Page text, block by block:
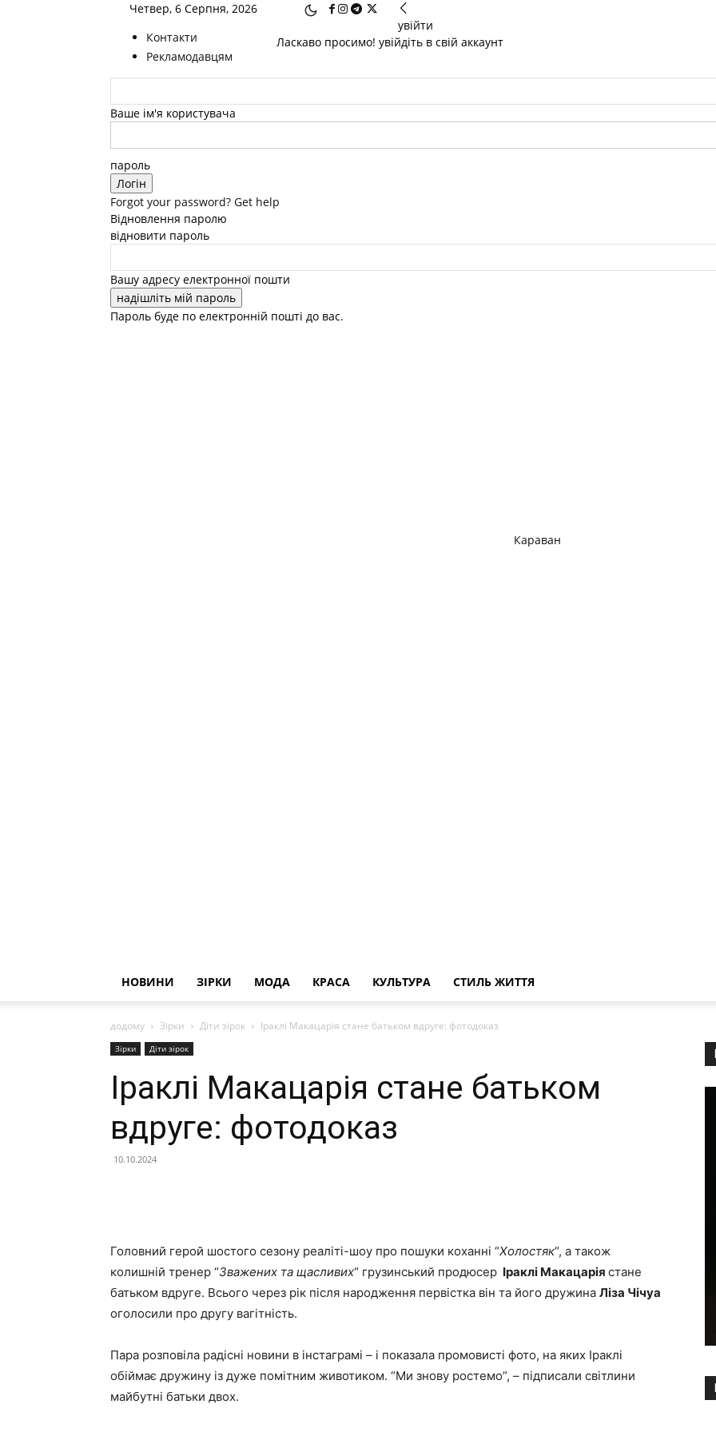
Четвер, 6 Серпня, 2026
Контакти
Рекламодавцям
увійти
Ласкаво просимо! увійдіть в свій аккаунт
Ваше ім'я користувача
пароль
Forgot your password? Get help
Відновлення паролю
відновити пароль
Вашу адресу електронної пошти
Пароль буде по електронній пошті до вас.
Караван
НОВИНИ ЗІРКИ МОДА КРАСА КУЛЬТУРА СТИЛЬ ЖИТТЯ
додому Зірки Діти зірок Іраклі Макацарія стане батьком вдруге: фотодоказ
Зірки Діти зірок
Іраклі Макацарія стане батьком
вдруге: фотодоказ
10.10.2024
Головний герой шостого сезону реаліті-шоу про пошуки коханні “Холостяк“, а також
колишній тренер “Зважених та щасливих“ грузинський продюсер Іраклі Макацарія стане
батьком вдруге. Всього через рік після народження первістка він та його дружина Ліза Чічуа
оголосили про другу вагітність.
Пара розповіла радісні новини в інстаграмі – і показала промовисті фото, на яких Іраклі
обіймає дружину із дуже помітним животиком. “Ми знову ростемо”, – підписали світлини
майбутні батьки двох.